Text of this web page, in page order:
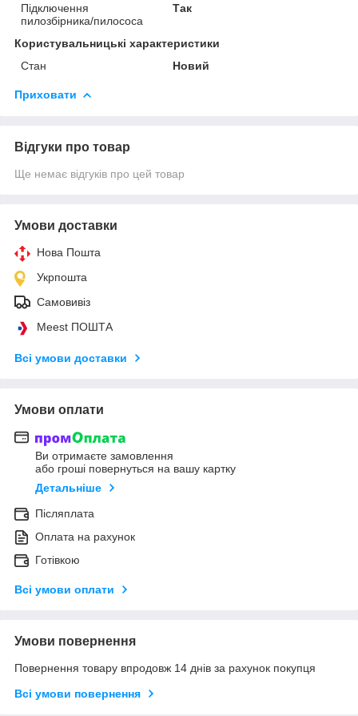
Підключення
пилозбірника/пилососа
Так
Користувальницькі характеристики
Стан
Новий
Приховати
Відгуки про товар
Ще немає відгуків про цей товар
Умови доставки
Нова Пошта
Укрпошта
Самовивіз
Meest ПОШТА
Всі умови доставки
Умови оплати
Ви отримаєте замовлення
або гроші повернуться на вашу картку
Детальніше
Післяплата
Оплата на рахунок
Готівкою
Всі умови оплати
Умови повернення
Повернення товару впродовж 14 днів за рахунок покупця
Всі умови повернення